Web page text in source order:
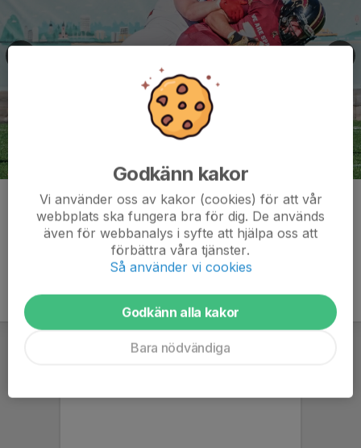
Kommentarer
Godkänn kakor
Vi använder oss av kakor (cookies) för att vår
webbplats ska fungera bra för dig. De används
även för webbanalys i syfte att hjälpa oss att
förbättra våra tjänster.
Så använder vi cookies
Godkänn alla kakor
Bara nödvändiga